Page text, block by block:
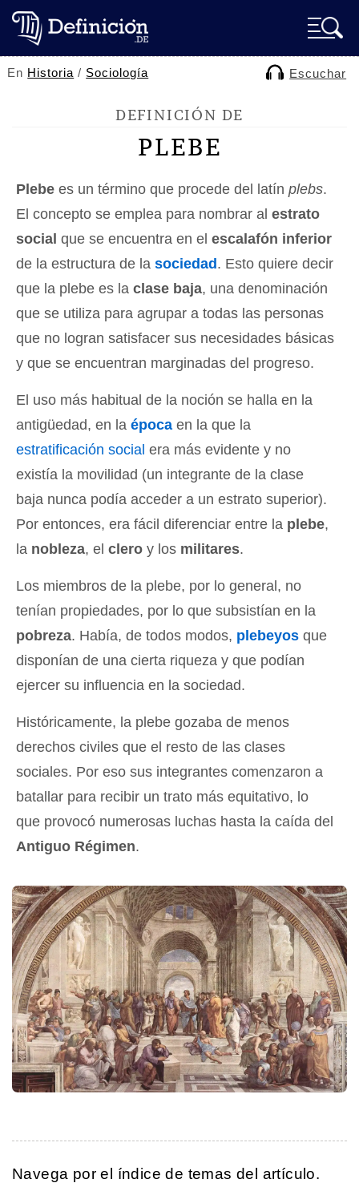
En Historia / Sociología Escuchar
DEFINICIÓN DE
PLEBE
Plebe es un término que procede del latín plebs.
El concepto se emplea para nombrar al estrato
social que se encuentra en el escalafón inferior
de la estructura de la sociedad . Esto quiere decir
que la plebe es la clase baja, una denominación
que se utiliza para agrupar a todas las personas
que no logran satisfacer sus necesidades básicas
y que se encuentran marginadas del progreso.
El uso más habitual de la noción se halla en la
antigüedad, en la época en la que la
estratificación social era más evidente y no
existía la movilidad (un integrante de la clase
baja nunca podía acceder a un estrato superior).
Por entonces, era fácil diferenciar entre la plebe,
la nobleza, el clero y los militares.
Los miembros de la plebe, por lo general, no
tenían propiedades, por lo que subsistían en la
pobreza. Había, de todos modos, plebeyos que
disponían de una cierta riqueza y que podían
ejercer su influencia en la sociedad.
Históricamente, la plebe gozaba de menos
derechos civiles que el resto de las clases
sociales. Por eso sus integrantes comenzaron a
batallar para recibir un trato más equitativo, lo
que provocó numerosas luchas hasta la caída del
Antiguo Régimen.
Navega por el índice de temas del artículo.